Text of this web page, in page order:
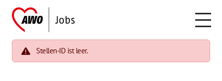
Stellen-ID ist leer.